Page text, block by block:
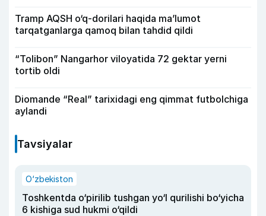
Tramp AQSH o‘q-dorilari haqida ma’lumot
tarqatganlarga qamoq bilan tahdid qildi
“Tolibon” Nangarhor viloyatida 72 gektar yerni
tortib oldi
Diomande “Real” tarixidagi eng qimmat futbolchiga
aylandi
Tavsiyalar
O‘zbekiston
Toshkentda o‘pirilib tushgan yo‘l qurilishi bo‘yicha
6 kishiga sud hukmi o‘qildi